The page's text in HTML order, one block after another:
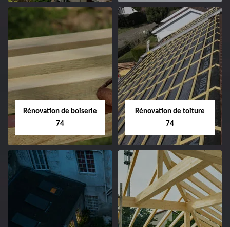
Rénovation de boiserie
74
Rénovation de toiture
74